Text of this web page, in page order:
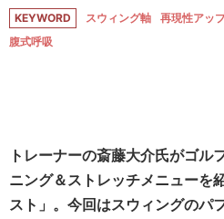
KEYWORD スウィング軸 再現性アッ
腹式呼吸
トレーナーの斎藤大介氏がゴル
ニング＆ストレッチメニューを
スト」。今回はスウィングのパ